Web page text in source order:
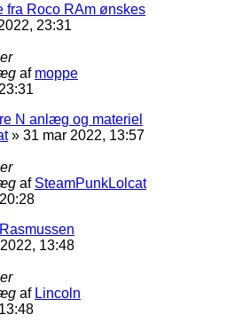
fra Roco RAm ønskes
23:31
af moppe
N anlæg og materiel
» 31 mar 2022, 13:57
af SteamPunkLolcat
13:48
af Lincoln